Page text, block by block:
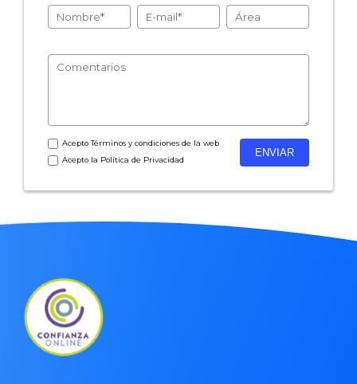
AceptoTérminos y condicionesde la web
Acepto la Política de Privacidad